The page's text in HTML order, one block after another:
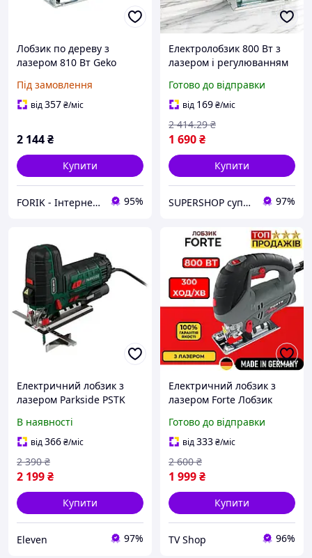
Лобзик по дереву з
лазером 810 Вт Geko
Під замовлення
від357₴/міс
2 144₴
Купити
FORIK - Інтернет гіпермаркет 95%
Електролобзик 800 Вт з
лазером і регулюванням
(для дерева та металу)
Готово до відправки
від 169₴/міс
1 690₴
2 414.29 ₴
Купити
SUPERSHOP супер ціни, супер вибір, супер покупки! 97%
Електричний лобзик з
лазером Parkside PSTK
В наявності
від366₴/міс
2 199₴
2 390 ₴
Купити
Eleven 97%
Електричний лобзик з
лазером Forte Лобзик
регулюванням швидкості
Електролобззик 3000 ход/
хв з плавним пуском
Готово до відправки
від333₴/міс
1 999₴
2 600 ₴
Купити
TV Shop 96%